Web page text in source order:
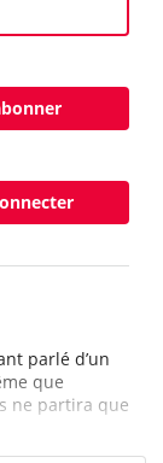
parlé d’un
que
ne partira que